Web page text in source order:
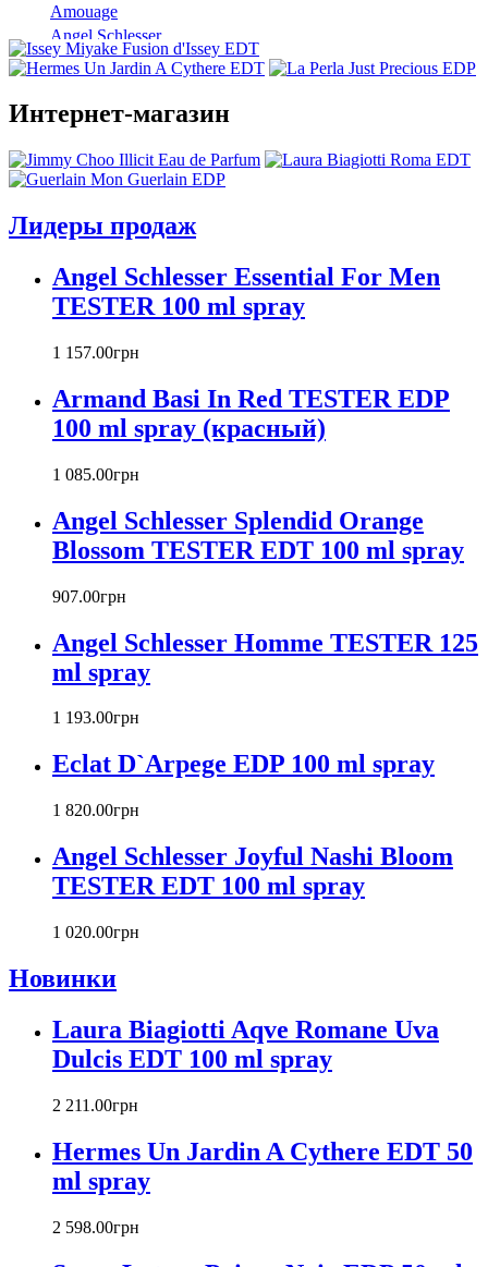
Amouage
Angel Schlesser
Anna Sui
Annick Goutal
Antonio Banderas
Aramis
Armaf
Atelier Cologne
Badgley Mischka
Baldinini
Banana Republic
Barex
Beyonce
Bill Blass
Biotherm
Blumarine
Bottega Veneta
Boucheron
Bourjois
Britney Spears
Bruno Banani
Burberry
Bvlgari
Byblos
Calvin Klein
Canali
Carla Fracci
Carolina Herrera
Caron
Cartier
Chanel
Chloe
Chopard
Christian Audigier
Christian Dior
Christina Aguilera
Clinique
Clive Christian
Cofinluxe
Интернет-магазин
Лидеры продаж
Angel Schlesser Essential For Men
TESTER 100 ml spray
1 157.00грн
Armand Basi In Red TESTER EDP
100 ml spray (красный)
1 085.00грн
Angel Schlesser Splendid Orange
Blossom TESTER EDT 100 ml spray
907.00грн
Angel Schlesser Homme TESTER 125
ml spray
1 193.00грн
Eclat D`Arpege EDP 100 ml spray
1 820.00грн
Angel Schlesser Joyful Nashi Bloom
TESTER EDT 100 ml spray
1 020.00грн
Новинки
Laura Biagiotti Aqve Romane Uva
Dulcis EDT 100 ml spray
2 211 .00грн
Hermes Un Jardin A Cythere EDT 50
ml spray
2 598.00грн